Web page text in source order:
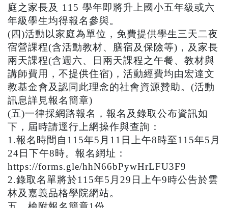
庭之家長及 115 學年即將升上國小五年級或六
年級學生均得報名參與。
(四)活動以家庭為單位，免費提供學生三天二夜
宿營課程(含活動教材、膳宿及保險等)，及家長
兩天課程(含週六、日兩天課程之午餐、教材與
講師費用，不提供住宿)，活動經費均由宏達文
教基金會及認同此理念的社會資源贊助。(活動
訊息詳見報名簡章)
(五)一律採網路報名，報名及錄取公布資訊如
下，屆時請逕行上網操作與查詢：
1.報名時間自115年5月11日上午8時至115年5月
24日下午8時。報名網址：
https://forms.gle/hhN66bPywHrLFU3F9
2.錄取名單將於115年5月29日上午9時公告於雲
林及嘉義品格學院網站。